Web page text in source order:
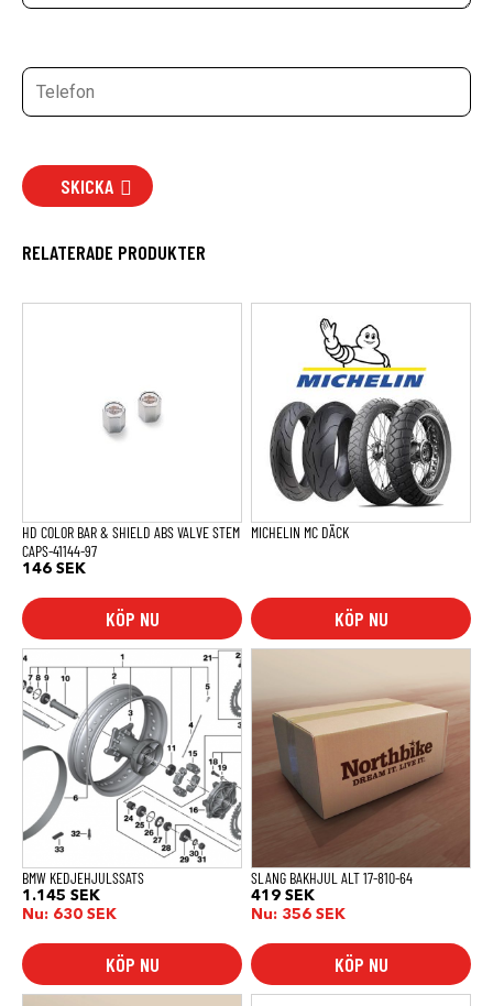
SKICKA
RELATERADE PRODUKTER
HD COLOR BAR & SHIELD ABS VALVE STEM
CAPS-41144-97
146 SEK
KÖP NU
MICHELIN MC DÄCK
KÖP NU
BMW KEDJEHJULSSATS
1.145 SEK
Nu: 630 SEK
KÖP NU
SLANG BAKHJUL ALT 17-810-64
419 SEK
Nu: 356 SEK
KÖP NU